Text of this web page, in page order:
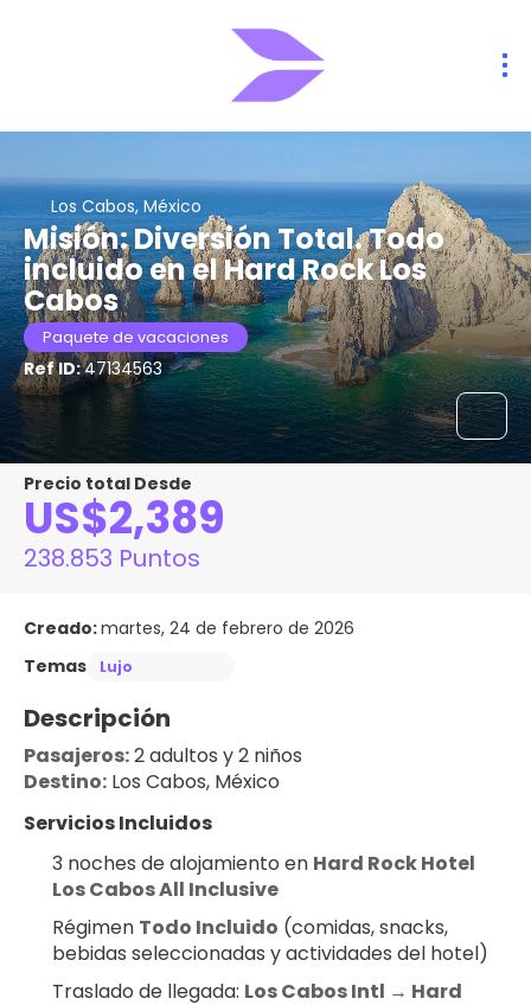
Los Cabos, México
Misión: Diversión Total. Todo
incluido en el Hard Rock Los
Cabos
Paquete de vacaciones
Ref ID:47134563
Precio total Desde
US$2,389
238.853 Puntos
Creado:martes, 24 de febrero de 2026
Temas
Lujo
Descripción
Pasajeros: 2 adultos y 2 niños
Destino: Los Cabos, México
Servicios Incluidos
3 noches de alojamiento en Hard Rock Hotel
Los Cabos All Inclusive
Régimen Todo Incluido (comidas, snacks,
bebidas seleccionadas y actividades del hotel)
Traslado de llegada: Los Cabos Intl → Hard